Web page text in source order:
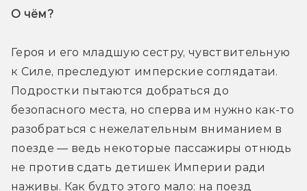
О чём?
Героя и его младшую сестру, чувствительную
к Силе, преследуют имперские соглядатаи.
Подростки пытаются добраться до
безопасного места, но сперва им нужно как-то
разобраться с нежелательным вниманием в
поезде — ведь некоторые пассажиры отнюдь
не против сдать детишек Империи ради
наживы. Как будто этого мало: на поезд